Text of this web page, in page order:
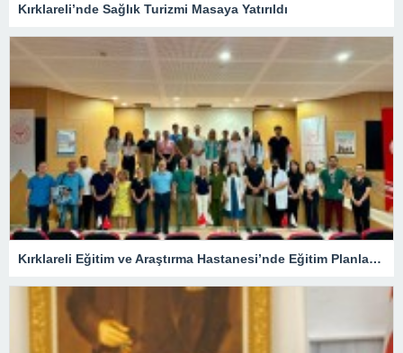
Kırklareli’nde Sağlık Turizmi Masaya Yatırıldı
Kırklareli Eğitim ve Araştırma Hastanesi’nde Eğitim Planlaması Masaya Yatırıldı